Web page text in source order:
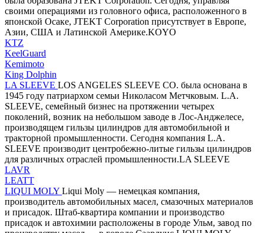
своими операциями из головного офиса, расположенного в
японской Осаке, JTEKT Corporation присутствует в Европе,
Азии, США и Латинской Америке.KOYO
KTZ
KeelGuard
Kemimoto
King Dolphin
LA SLEEVE LOS ANGELES SLEEVE CO. была основана в
1945 году патриархом семьи Николасом Метчковым. L.A.
SLEEVE, семейный бизнес на протяжении четырех
поколений, возник на небольшом заводе в Лос-Анджелесе,
производящем гильзы цилиндров для автомобильной и
тракторной промышленности. Сегодня компания L.A.
SLEEVE производит центробежно-литые гильзы цилиндров
для различных отраслей промышленности.LA SLEEVE
LAVR
LEATT
LIQUI MOLY Liqui Moly — немецкая компания,
производитель автомобильных масел, смазочных материалов
и присадок. Штаб-квартира компании и производство
присадок и автохимии расположены в городе Ульм, завод по